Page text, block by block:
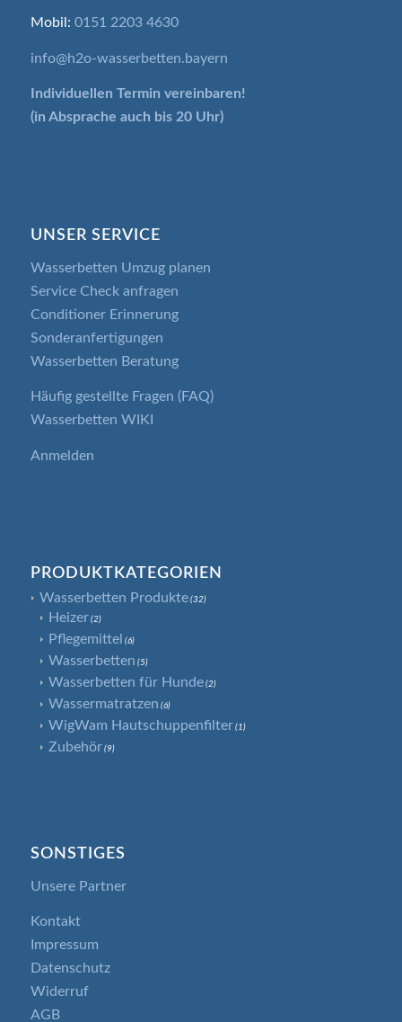
Mobil: 0151 2203 4630
info@h2o-wasserbetten.bayern
Individuellen Termin vereinbaren!
(in Absprache auch bis 20 Uhr)
UNSER SERVICE
Wasserbetten Umzug planen
Service Check anfragen
Conditioner Erinnerung
Sonderanfertigungen
Wasserbetten Beratung
Häufig gestellte Fragen (FAQ)
Wasserbetten WIKI
Anmelden
PRODUKTKATEGORIEN
Wasserbetten Produkte (32)
Heizer (2)
Pflegemittel (6)
Wasserbetten (5)
Wasserbetten für Hunde (2)
Wassermatratzen (6)
WigWam Hautschuppenfilter (1)
Zubehör (9)
SONSTIGES
Unsere Partner
Kontakt
Impressum
Datenschutz
Widerruf
AGB